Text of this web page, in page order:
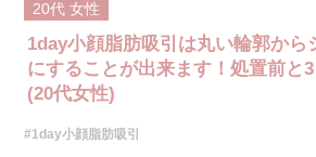
20代 女性
1day小顔脂肪吸引は丸い輪郭から
にすることが出来ます！処置前と
(20代女性)
#1day小顔脂肪吸引